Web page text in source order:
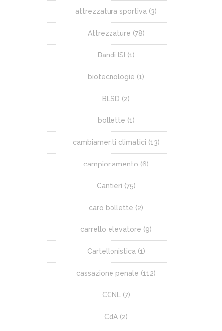
attrezzatura sportiva (3)
Attrezzature (78)
Bandi ISI (1)
biotecnologie (1)
BLSD (2)
bollette (1)
cambiamenti climatici (13)
campionamento (6)
Cantieri (75)
caro bollette (2)
carrello elevatore (9)
Cartellonistica(1)
cassazione penale (112)
CCNL(7)
CdA (2)